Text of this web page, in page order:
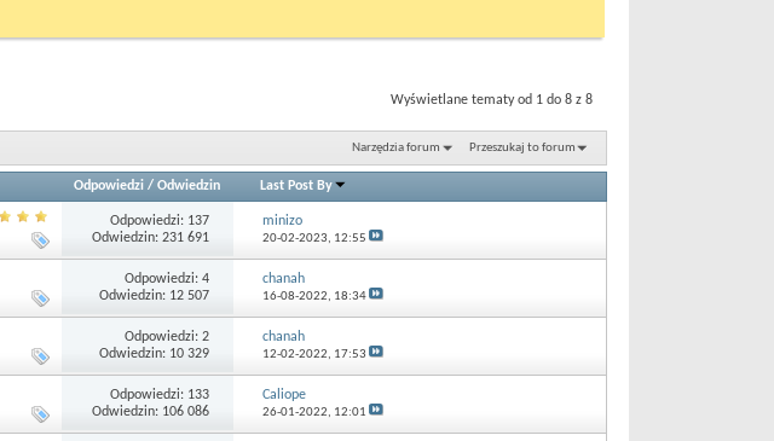
Wyświetlane tematy od 1 do 8 z 8
Narzędzia forum Przeszukaj to forum
Odpowiedzi/ Odwiedzin Last Post By
Odpowiedzi: 137
Odwiedzin: 231 691
minizo
20-02-2023, 12:55
Odpowiedzi: 4
Odwiedzin: 12 507
chanah
16-08-2022, 18:34
Odpowiedzi: 2
Odwiedzin: 10 329
chanah
12-02-2022, 17:53
Odpowiedzi: 133
Odwiedzin: 106 086
Caliope
26-01-2022, 12:01